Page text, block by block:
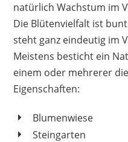
natürlich Wachstum im
Die Blütenvielfalt ist
steht ganz eindeutig im
Meistens besticht ein
einem oder mehrerer
Eigenschaften:
Blumenwiese
Steingarten